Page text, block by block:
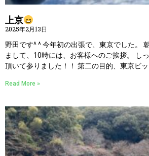
上京
2025年2月13日
野田です^ ^ 今年初の出張で、東京でした。
まして、10時には、お客様へのご挨拶。 し
頂いて参りました！！ 第二の目的、東京ビ
Read More »